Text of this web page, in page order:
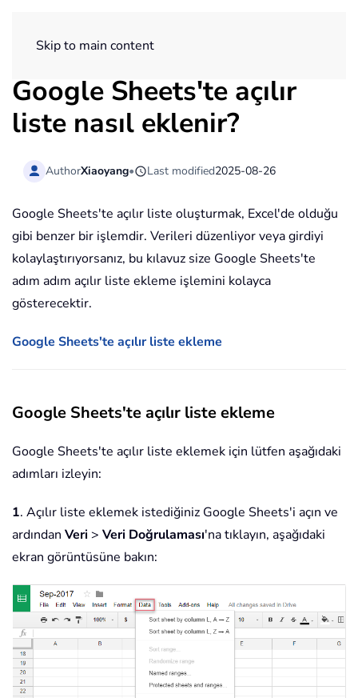
Skip to main content
Google Sheets'te açılır
liste nasıl eklenir?
AuthorXiaoyang• Last modified2025-08-26
Google Sheets'te açılır liste oluşturmak, Excel'de olduğu
gibi benzer bir işlemdir. Verileri düzenliyor veya girdiyi
kolaylaştırıyorsanız, bu kılavuz size Google Sheets'te
adım adım açılır liste ekleme işlemini kolayca
gösterecektir.
Google Sheets'te açılır liste ekleme
Google Sheets'te açılır liste ekleme
Google Sheets'te açılır liste eklemek için lütfen aşağıdaki
adımları izleyin:
1. Açılır liste eklemek istediğiniz Google Sheets'i açın ve
ardından Veri > Veri Doğrulaması'na tıklayın, aşağıdaki
ekran görüntüsüne bakın: